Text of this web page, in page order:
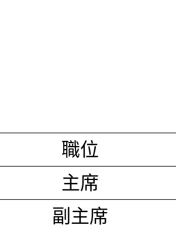
職位
主席
副主席